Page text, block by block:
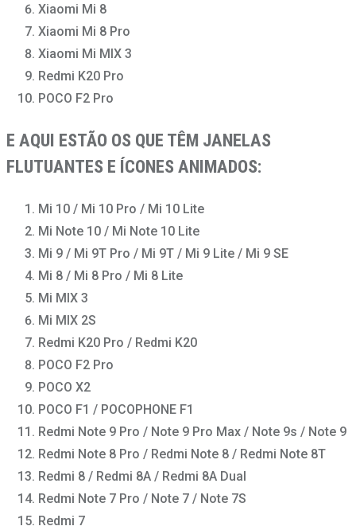
Xiaomi Mi 8
Xiaomi Mi 8 Pro
Xiaomi Mi MIX 3
Redmi K20 Pro
POCO F2 Pro
E AQUI ESTÃO OS QUE TÊM JANELAS
FLUTUANTES E ÍCONES ANIMADOS:
Mi 10 / Mi 10 Pro / Mi 10 Lite
Mi Note 10 / Mi Note 10 Lite
Mi 9 / Mi 9T Pro / Mi 9T / Mi 9 Lite / Mi 9 SE
Mi 8 / Mi 8 Pro / Mi 8 Lite
Mi MIX 3
Mi MIX 2S
Redmi K20 Pro / Redmi K20
POCO F2 Pro
POCO X2
POCO F1 / POCOPHONE F1
Redmi Note 9 Pro / Note 9 Pro Max / Note 9s / Note 9
Redmi Note 8 Pro / Redmi Note 8 / Redmi Note 8T
Redmi 8 / Redmi 8A / Redmi 8A Dual
Redmi Note 7 Pro / Note 7 / Note 7S
Redmi 7